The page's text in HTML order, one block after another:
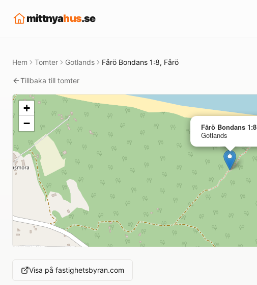
mittnyahus.se
Hem Tomter Gotlands Fårö Bondans 1:8, Fårö
Tillbaka till tomter
Fårö Bondans 1:8
Gotlands
+
−
Visa på fastighetsbyran.com